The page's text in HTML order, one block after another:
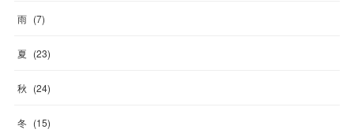
雨 (7)
夏 (23)
秋 (24)
冬 (15)